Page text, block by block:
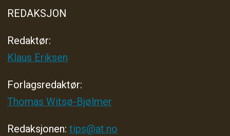
REDAKSJON
Redaktør:
Klaus Eriksen
Forlagsredaktør:
Thomas Witsø-Bjølmer
Redaksjonen: tips@at.no